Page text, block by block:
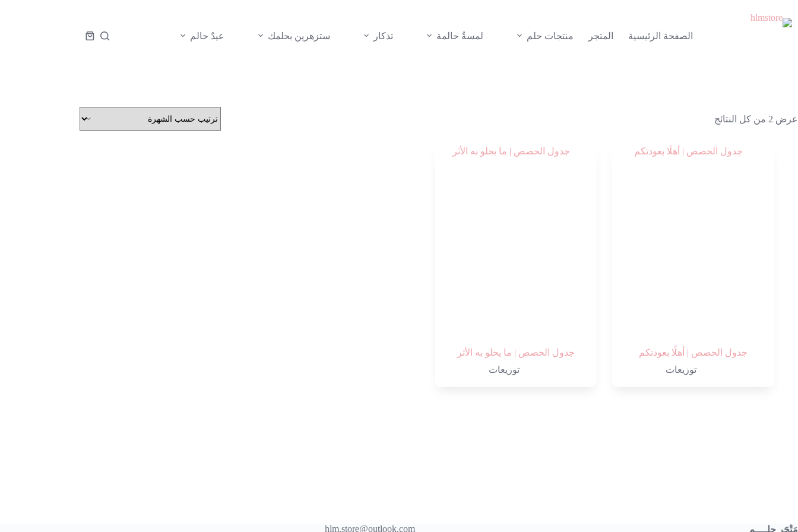
إلى
المحتوى
الصفحة الرئيسية المتجر منتجات حلم لمسةٌ حالمة تذكار ستزهرين بحلمك عيدٌ حالم
عربة
عرض ⁦2⁩ من كل النتائج
الشهرة
جدول الحصص | أهلًا بعودتكم
توزيعات
جدول الحصص | ما يحلو به الأثر
توزيعات
مَتْجَر حِلــــم hlm.store@outlook.com